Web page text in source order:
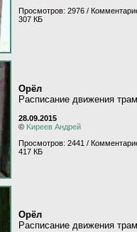
Просмотров: 2976 /
307 КБ
Орёл
Расписание движения
28.09.2015
© Kиpeeв Aндpeй
Просмотров: 2441 /
417 КБ
Орёл
Расписание движения